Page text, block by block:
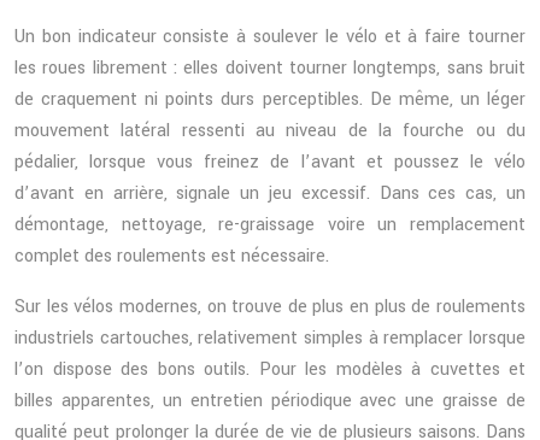
Un bon indicateur consiste à soulever le vélo et à faire tourner
les roues librement : elles doivent tourner longtemps, sans bruit
de craquement ni points durs perceptibles. De même, un léger
mouvement latéral ressenti au niveau de la fourche ou du
pédalier, lorsque vous freinez de l’avant et poussez le vélo
d’avant en arrière, signale un jeu excessif. Dans ces cas, un
démontage, nettoyage, re-graissage voire un remplacement
complet des roulements est nécessaire.
Sur les vélos modernes, on trouve de plus en plus de roulements
industriels cartouches, relativement simples à remplacer lorsque
l’on dispose des bons outils. Pour les modèles à cuvettes et
billes apparentes, un entretien périodique avec une graisse de
qualité peut prolonger la durée de vie de plusieurs saisons. Dans